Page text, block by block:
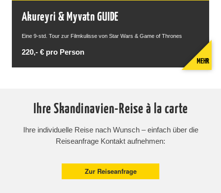
Akureyri & Myvatn GUIDE
Eine 9-std. Tour zur Filmkulisse von Star Wars & Game of Thrones
220,- € pro Person
MEHR
Ihre Skandinavien-Reise à la carte
Ihre individuelle Reise nach Wunsch – einfach über die
Reiseanfrage Kontakt aufnehmen:
Zur Reiseanfrage